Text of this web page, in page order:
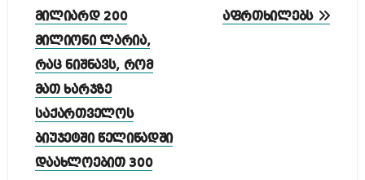
მილიარდ 200
მილიონი ლარია,
რაც ნიშნავს, რომ
მათ ხარჯზე
საქართველოს
ბიუჯეტში წელიწადში
დაახლოებით 300
აფრთხილებს